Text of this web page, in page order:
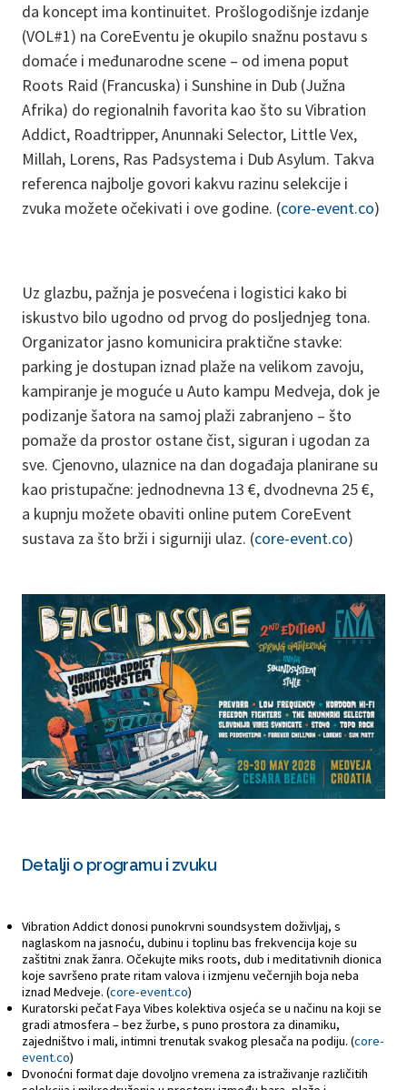
da koncept ima kontinuitet. Prošlogodišnje izdanje
(VOL#1) na CoreEventu je okupilo snažnu postavu s
domaće i međunarodne scene – od imena poput
Roots Raid (Francuska) i Sunshine in Dub (Južna
Afrika) do regionalnih favorita kao što su Vibration
Addict, Roadtripper, Anunnaki Selector, Little Vex,
Millah, Lorens, Ras Padsystema i Dub Asylum. Takva
referenca najbolje govori kakvu razinu selekcije i
zvuka možete očekivati i ove godine. (core-event.co)
Uz glazbu, pažnja je posvećena i logistici kako bi
iskustvo bilo ugodno od prvog do posljednjeg tona.
Organizator jasno komunicira praktične stavke:
parking je dostupan iznad plaže na velikom zavoju,
kampiranje je moguće u Auto kampu Medveja, dok je
podizanje šatora na samoj plaži zabranjeno – što
pomaže da prostor ostane čist, siguran i ugodan za
sve. Cjenovno, ulaznice na dan događaja planirane su
kao pristupačne: jednodnevna 13 €, dvodnevna 25 €,
a kupnju možete obaviti online putem CoreEvent
sustava za što brži i sigurniji ulaz. (core-event.co)
Detalji o programu i zvuku
Vibration Addict donosi punokrvni soundsystem doživljaj, s
naglaskom na jasnoću, dubinu i toplinu bas frekvencija koje su
zaštitni znak žanra. Očekujte miks roots, dub i meditativnih dionica
koje savršeno prate ritam valova i izmjenu večernjih boja neba
iznad Medveje. (core-event.co)
Kuratorski pečat Faya Vibes kolektiva osjeća se u načinu na koji se
gradi atmosfera – bez žurbe, s puno prostora za dinamiku,
zajedništvo i mali, intimni trenutak svakog plesača na podiju. (core-
event.co)
Dvonoćni format daje dovoljno vremena za istraživanje različitih